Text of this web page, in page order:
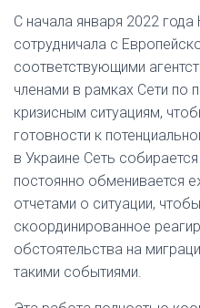
С начала января 2022
сотрудничала с
соответствующими
членами в рамках Сети по
кризисным ситуациям,
готовности к
в Украине Сеть
постоянно обменивается
отчетами о ситуации,
скоординированное
обстоятельства на
такими событиями.